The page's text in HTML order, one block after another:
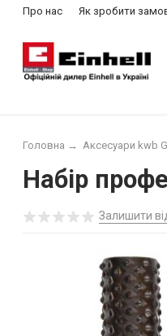
Про нас Як зробити
Головна → Аксесуари kwb
Набір
Залишити